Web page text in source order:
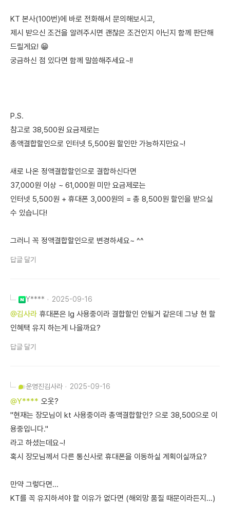
KT 본사(100번)에 바로 전화해서 문의해보시고,
제시 받으신 조건을 알려주시면 괜찮은 조건인지 아닌지 함께 판단해
드릴게요! 😁
궁금하신 점 있다면 함께 말씀해주세요~!!
P.S.
참고로 38,500원 요금제로는
총액결합할인으로 인터넷 5,500원 할인만 가능하지만요~!
새로 나온 정액결합할인으로 결합하신다면
37,000원 이상 ~ 61,000원 미만 요금제로는
인터넷 5,500원 + 휴대폰 3,000원의 = 총 8,500원 할인을 받으실
수 있습니다!
그러니 꼭 정액결합할인으로 변경하세요~ ^^
답글 달기
Y**** 2025-09-16
@김사라 휴대폰은 lg 사용중이라 결합할인 안될거 같은데 그냥 현 할
인혜택 유지 하는게 나을까요?
답글 달기
운영진김사라 2025-09-16
@Y**** 오옷?
"현재는 장모님이 kt 사용중이라 총액결합할인? 으로 38,500으로 이
용중입니다."
라고 하셨는데요~!
혹시 장모님께서 다른 통신사로 휴대폰을 이동하실 계획이실까요?
만약 그렇다면...
KT를 꼭 유지하셔야 할 이유가 없다면 (해외망 품질 때문이라든지...)